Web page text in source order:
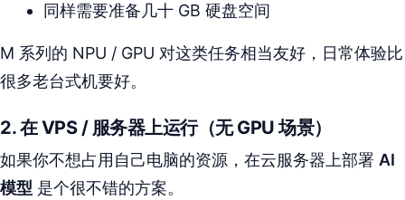
同样需要准备几十 GB 硬盘空间
M 系列的 NPU / GPU 对这类任务相当友好，日常体验比
很多老台式机要好。
2. 在 VPS / 服务器上运行（无 GPU 场景）
如果你不想占用自己电脑的资源，在云服务器上部署 AI
模型 是个很不错的方案。